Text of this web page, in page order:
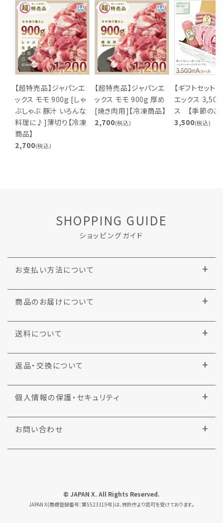
【超特売品】ジャパンエ
ックス モモ 900g [しゃ
ぶしゃぶ 豚汁 いろんな
料理に♪]薄切り【冷凍
商品】
2,700(税込)
【超特売品】ジャパンエ
ックス モモ 900g 厚め
[焼き肉用]【冷凍商品】
2,700(税込)
【ギフトセット
エックス
ス 【季節のご
3,500(税込)
SHOPPING GUIDE
ショッピングガイド
お支払い方法について
商品のお届けについて
送料について
返品・交換について
個人情報の保護・セキュリティ
お問い合わせ
© JAPAN X. All Rights Reserved.
JAPAN X(商標登録番号：第5523319号)は、特許庁より認可を受けております。